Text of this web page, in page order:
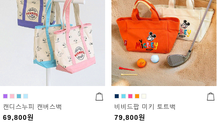
캔디스누피 캔버스백
69,800원
비비드팝 미키 토트백
79,800원